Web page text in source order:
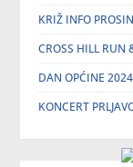
KRIŽ INFO
CROSS HILL RUN
DAN OPĆINE
KONCERT